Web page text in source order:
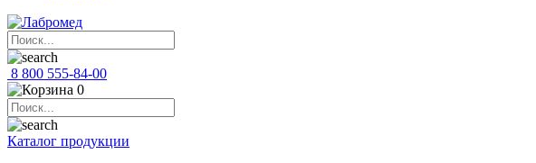
8 800 555-84-00
0
Каталог продукции